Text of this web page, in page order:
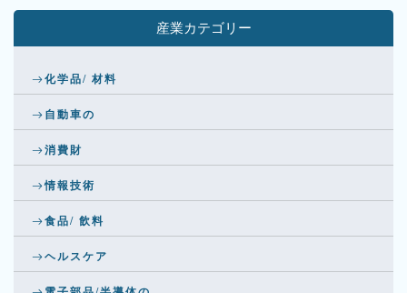
産業カテゴリー
化学品/ 材料
自動車の
消費財
情報技術
食品/ 飲料
ヘルスケア